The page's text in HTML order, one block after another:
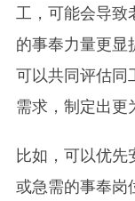
工，可能会导致
的事奉力量更显
可以共同评估同
需求，制定出更
比如，可以优
或急需的事奉岗